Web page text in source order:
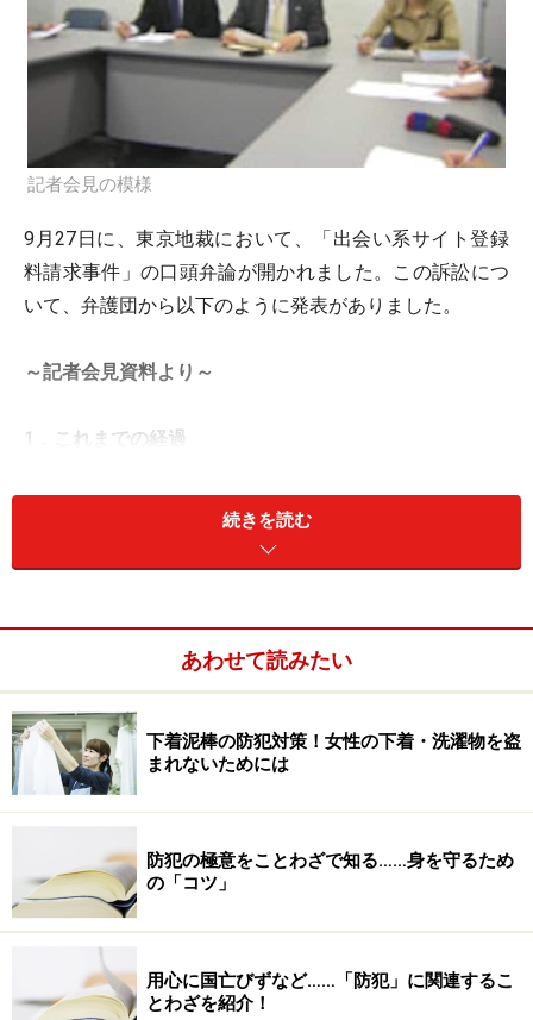
記者会見の模様
9月27日に、東京地裁において、「出会い系サイト登録
料請求事件」の口頭弁論が開かれました。この訴訟につ
いて、弁護団から以下のように発表がありました。
～記者会見資料より～
1．これまでの経過
2. 被告は東京簡易裁判所への移送を申し立て、大阪簡易
3. 7月、東京簡裁は第１回口頭弁論期日に本件を東京地
4. 8月、原告からの取下書が提出されるも、被告におい
て同意せず。
5. 9月、被告は後記、「反訴」を提起。
7. 9月27日、東京地裁での最初の期日
2．本訴及び反訴の当事者
［原告］（反訴被告）某出会い系サイト業者
続きを読む
あわせて読みたい
下着泥棒の防犯対策！女性の下着・洗濯物を盗
まれないためには
防犯の極意をことわざで知る……身を守るため
の「コツ」
用心に国亡びずなど……「防犯」に関連するこ
とわざを紹介！